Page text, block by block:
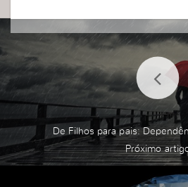
De Filhos para pais: